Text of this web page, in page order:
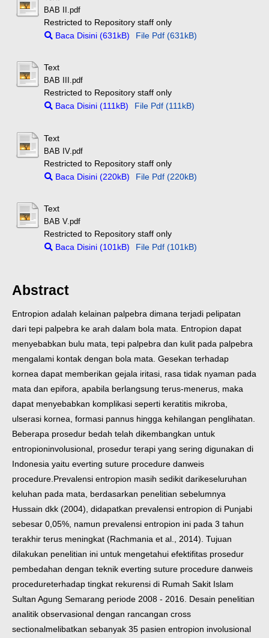
BAB II.pdf
Restricted to Repository staff only
Baca Disini (631kB)
File Pdf (631kB)
Text
BAB III.pdf
Restricted to Repository staff only
Baca Disini (111kB)
File Pdf (111kB)
Text
BAB IV.pdf
Restricted to Repository staff only
Baca Disini (220kB)
File Pdf (220kB)
Text
BAB V.pdf
Restricted to Repository staff only
Baca Disini (101kB)
File Pdf (101kB)
Abstract
Entropion adalah kelainan palpebra dimana terjadi pelipatan
dari tepi palpebra ke arah dalam bola mata. Entropion dapat
menyebabkan bulu mata, tepi palpebra dan kulit pada palpebra
mengalami kontak dengan bola mata. Gesekan terhadap
kornea dapat memberikan gejala iritasi, rasa tidak nyaman pada
mata dan epifora, apabila berlangsung terus-menerus, maka
dapat menyebabkan komplikasi seperti keratitis mikroba,
ulserasi kornea, formasi pannus hingga kehilangan penglihatan.
Beberapa prosedur bedah telah dikembangkan untuk
entropioninvolusional, prosedur terapi yang sering digunakan di
Indonesia yaitu everting suture procedure danweis
procedure.Prevalensi entropion masih sedikit darikeseluruhan
keluhan pada mata, berdasarkan penelitian sebelumnya
Hussain dkk (2004), didapatkan prevalensi entropion di Punjabi
sebesar 0,05%, namun prevalensi entropion ini pada 3 tahun
terakhir terus meningkat (Rachmania et al., 2014). Tujuan
dilakukan penelitian ini untuk mengetahui efektifitas prosedur
pembedahan dengan teknik everting suture procedure danweis
procedureterhadap tingkat rekurensi di Rumah Sakit Islam
Sultan Agung Semarang periode 2008 - 2016. Desain penelitian
analitik observasional dengan rancangan cross
sectionalmelibatkan sebanyak 35 pasien entropion involusional